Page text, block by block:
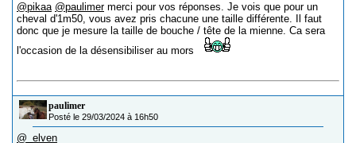
@pikaa @paulimer merci pour vos réponses. Je vois que pour un
cheval d'1m50, vous avez pris chacune une taille différente. Il faut
donc que je mesure la taille de bouche / tête de la mienne. Ca sera
l'occasion de la désensibiliser au mors
paulimer
Posté le 29/03/2024 à 16h50
@_elven